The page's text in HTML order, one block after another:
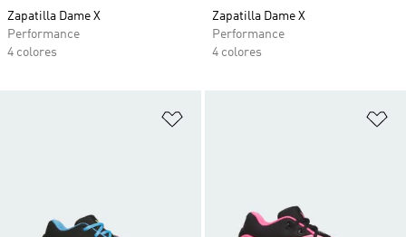
Zapatilla Dame X
Performance
4 colores
Zapatilla Dame X
Performance
4 colores